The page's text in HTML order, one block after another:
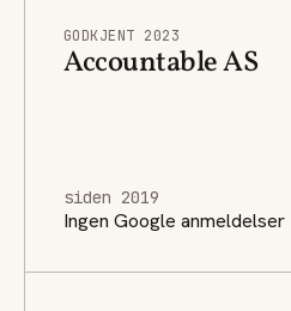
GODKJENT 2023
Accountable AS
siden 2019
Ingen Google anmeldelser